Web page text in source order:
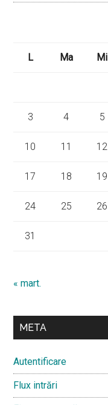
L
Ma Mi
3 4 5
10 11 12
17 18 19
24 25 26
31
« mart.
META
Autentificare
Flux intrări